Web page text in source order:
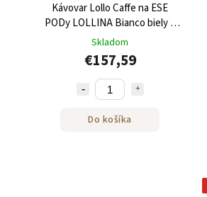
Kávovar Lollo Caffe na ESE
PODy LOLLINA Bianco biely +
40 ESE Podov
Skladom
€157,59
Do košíka